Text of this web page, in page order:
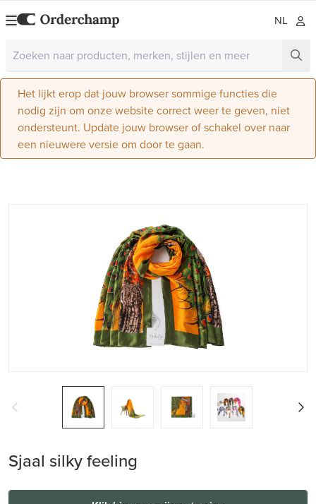
NL
Het lijkt erop dat jouw browser sommige functies die
nodig zijn om onze website correct weer te geven, niet
ondersteunt. Update jouw browser of schakel over naar
een nieuwere versie om door te gaan.
Sjaal silky feeling